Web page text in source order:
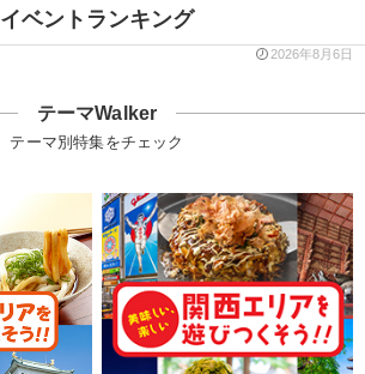
イベントランキング
2026年8月6日
テーマWalker
テーマ別特集をチェック